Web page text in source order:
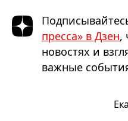
пресса» в Дзен,
новостях и
важные